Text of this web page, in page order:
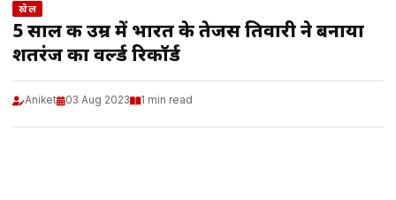
खेल
5 साल की उम्र में भारत के तेजस तिवारी ने बनाया
शतरंज का वर्ल्ड रिकॉर्ड
Aniket 03 Aug 2023 1 min read